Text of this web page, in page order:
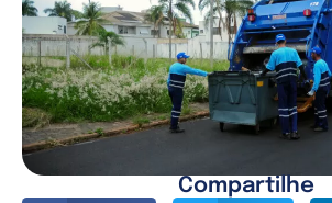
Compartilhe